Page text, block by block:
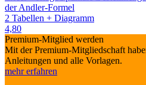
der Andler-Formel
2 Tabellen + Diagramm
4,80
Premium-Mitglied werden
Mit der Premium-Mitgliedschaft
Anleitungen und alle Vorlagen.
mehr erfahren